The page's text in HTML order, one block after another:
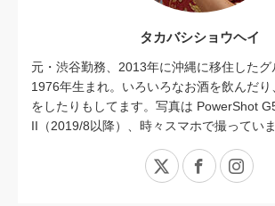
タカバシショウヘイ
元・渋谷勤務、2013年に沖縄に移住したグ
1976年生まれ。いろいろなお酒を飲んだり
をしたりもしてます。写真は PowerShot
II（2019/8以降）、時々スマホで撮っていま
X Facebook